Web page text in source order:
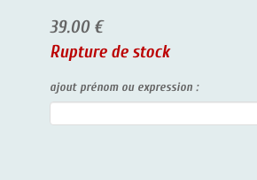
39.00 €
Rupture de stock
ajout prénom ou expression :